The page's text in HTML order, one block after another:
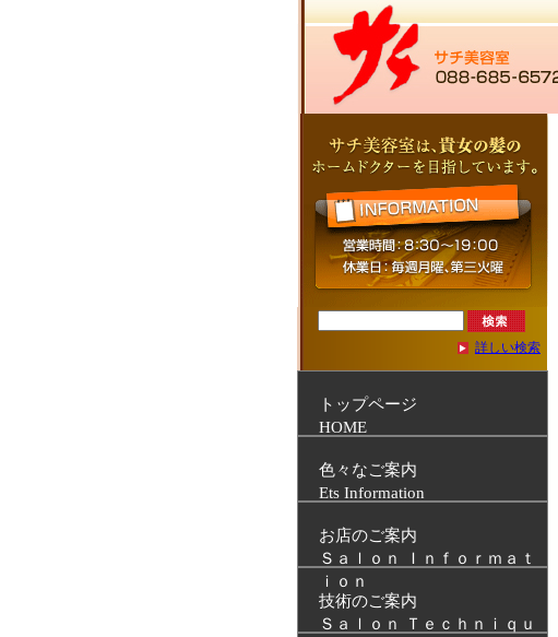
詳しい検索
トップページ
HOME
色々なご案内
Ets Information
お店のご案内
Ｓａｌｏｎ Ｉｎｆｏｒｍａｔ
ｉｏｎ
技術のご案内
Ｓａｌｏｎ Ｔｅｃｈｎｉｑｕ